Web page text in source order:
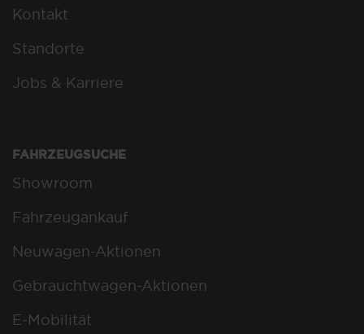
Kontakt
Standorte
Jobs & Karriere
FAHRZEUGSUCHE
Showroom
Fahrzeugankauf
Neuwagen-Aktionen
Gebrauchtwagen-Aktionen
E-Mobilität